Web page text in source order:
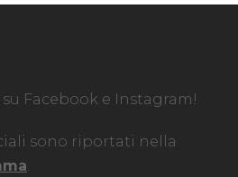
Facebook e Instagram!
sono riportati nella
.